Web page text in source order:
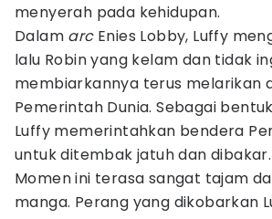
menyerah pada kehidupan.
Dalam arcEnies Lobby, Luffy
lalu Robin yang kelam dan tidak
membiarkannya terus melarikan
Pemerintah Dunia. Sebagai
Luffy memerintahkan bendera
untuk ditembak jatuh dan dibakar.
Momen ini terasa sangat tajam
manga. Perang yang dikobarkan